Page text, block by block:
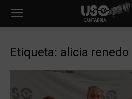
Etiqueta: alicia renedo